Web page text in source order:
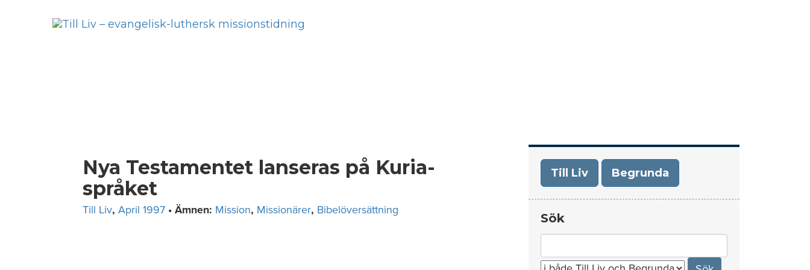
Nya Testamentet lanseras på Kuria-
språket
Till Liv, April 1997 • Ämnen: Mission, Missionärer, Bibelöversättning
Till Liv Begrunda
Sök
for: